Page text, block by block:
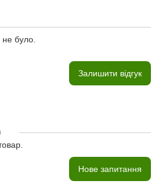
не було.
Залишити відгук
Нове запитання